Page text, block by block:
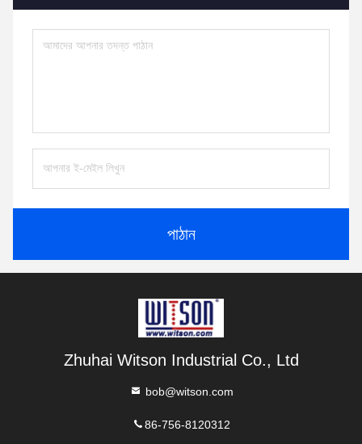
পাঠান
Zhuhai Witson Industrial Co., Ltd
bob@witson.com
86-756-8120312